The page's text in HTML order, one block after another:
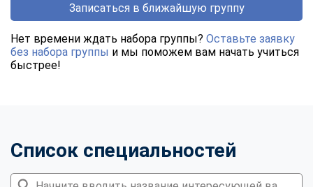
Записаться в ближайшую группу
Нет времени ждать набора группы? Оставьте заявку
без набора группы и мы поможем вам начать учиться
быстрее!
Список специальностей